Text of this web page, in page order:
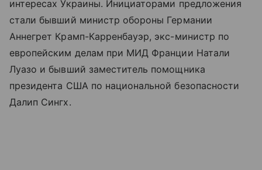
интересах Украины. Инициаторами предложения
стали бывший министр обороны Германии
Аннегрет Крамп-Карренбауэр, экс-министр по
европейским делам при МИД Франции Натали
Луазо и бывший заместитель помощника
президента США по национальной безопасности
Далип Сингх.